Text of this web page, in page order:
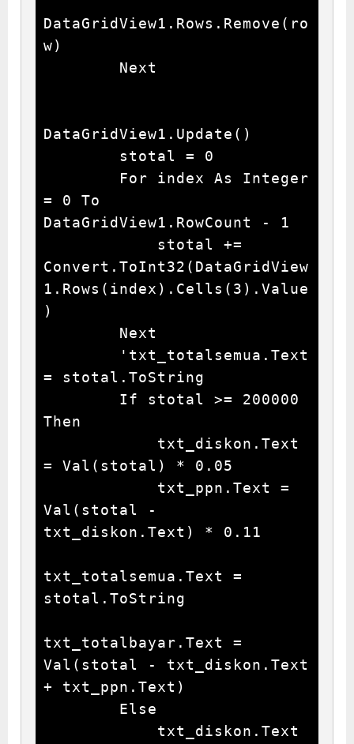
DataGridView1.Rows.Remove(ro
w)
DataGridView1.Update()
= 0 To
DataGridView1.RowCount - 1
Convert.ToInt32(DataGridView
1.Rows(index).Cells(3).Value
)
= stotal.ToString
Then
= Val(stotal) * 0.05
Val(stotal -
txt_diskon.Text) * 0.11
txt_totalsemua.Text =
stotal.ToString
txt_totalbayar.Text =
Val(stotal - txt_diskon.Text
+ txt_ppn.Text)